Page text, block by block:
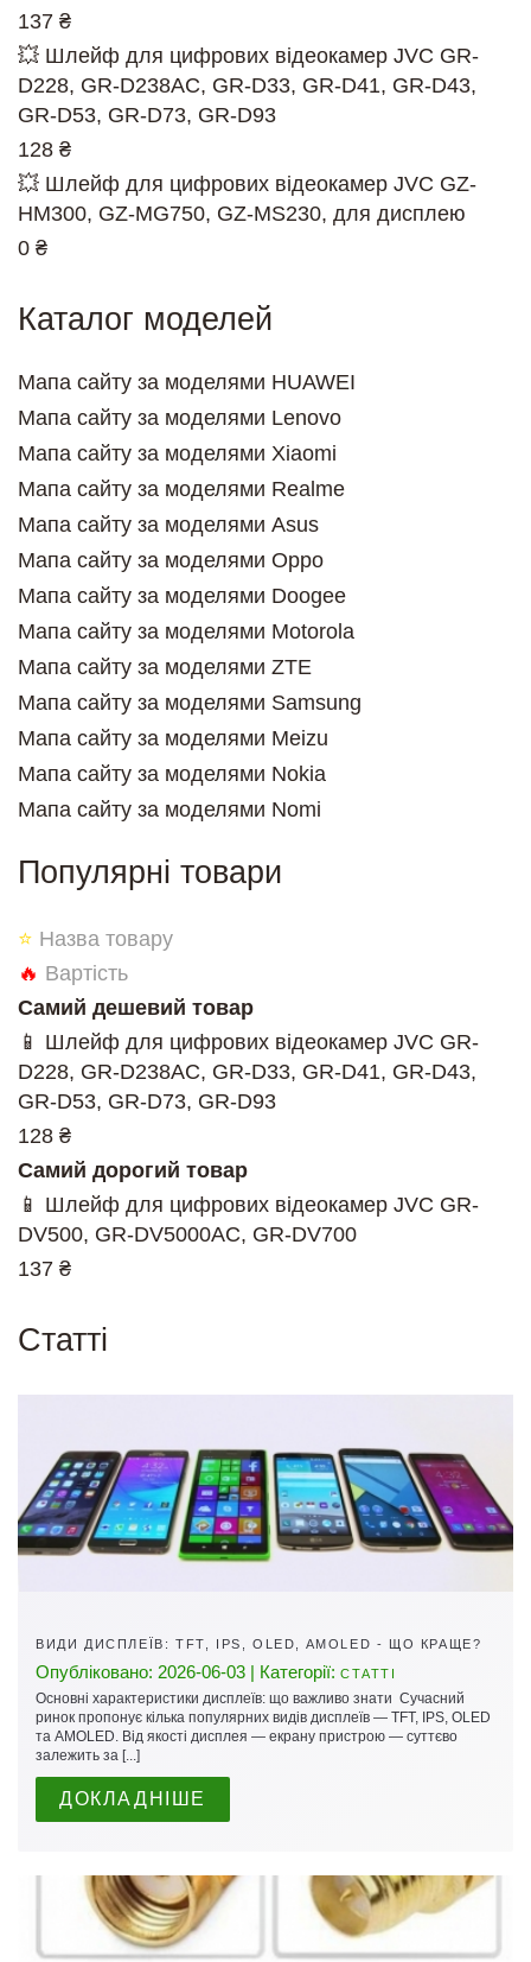
137 ₴
💥 Шлейф для цифрових відеокамер JVC GR-
D228, GR-D238AC, GR-D33, GR-D41, GR-D43,
GR-D53, GR-D73, GR-D93
128 ₴
💥 Шлейф для цифрових відеокамер JVC GZ-
HM300, GZ-MG750, GZ-MS230, для дисплею
0 ₴
Каталог моделей
Мапа сайту за моделями HUAWEI
Мапа сайту за моделями Lenovo
Мапа сайту за моделями Xiaomi
Мапа сайту за моделями Realme
Мапа сайту за моделями Asus
Мапа сайту за моделями Oppo
Мапа сайту за моделями Doogee
Мапа сайту за моделями Motorola
Мапа сайту за моделями ZTE
Мапа сайту за моделями Samsung
Мапа сайту за моделями Meizu
Мапа сайту за моделями Nokia
Мапа сайту за моделями Nomi
Популярні товари
⭐ Назва товару
🔥 Вартість
Самий дешевий товар
📱 Шлейф для цифрових відеокамер JVC GR-
D228, GR-D238AC, GR-D33, GR-D41, GR-D43,
GR-D53, GR-D73, GR-D93
128 ₴
Самий дорогий товар
📱 Шлейф для цифрових відеокамер JVC GR-
DV500, GR-DV5000AC, GR-DV700
137 ₴
Cтатті
ВИДИ ДИСПЛЕЇВ: TFT, IPS, OLED, AMOLED - ЩО КРАЩЕ?
Опубліковано: 2026-06-03 | Категорії: СТАТТІ
Основні характеристики дисплеїв: що важливо знати Сучасний
ринок пропонує кілька популярних видів дисплеїв — TFT, IPS, OLED
та AMOLED. Від якості дисплея — екрану пристрою — суттєво
залежить за [...]
ДОКЛАДНІШЕ